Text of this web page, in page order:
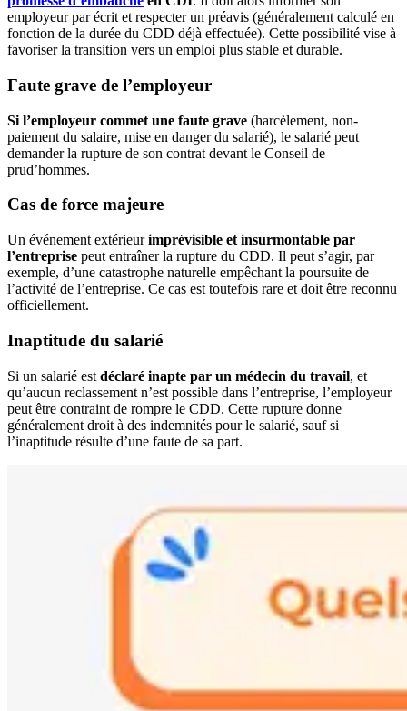
employeur par écrit et respecter un préavis (généralement calculé en
fonction de la durée du CDD déjà effectuée). Cette possibilité vise à
favoriser la transition vers un emploi plus stable et durable.
Faute grave de l’employeur
Si l’employeur commet une faute grave (harcèlement, non-
paiement du salaire, mise en danger du salarié), le salarié peut
demander la rupture de son contrat devant le Conseil de
prud’hommes.
Cas de force majeure
Un événement extérieurimprévisible et insurmontable par
l’entreprise peut entraîner la rupture du CDD. Il peut s’agir, par
exemple, d’une catastrophe naturelle empêchant la poursuite de
l’activité de l’entreprise. Ce cas est toutefois rare et doit être reconnu
officiellement.
Inaptitude du salarié
Si un salarié est déclaré inapte par un médecin du travail, et
qu’aucun reclassement n’est possible dans l’entreprise, l’employeur
peut être contraint de rompre le CDD. Cette rupture donne
généralement droit à des indemnités pour le salarié, sauf si
l’inaptitude résulte d’une faute de sa part.